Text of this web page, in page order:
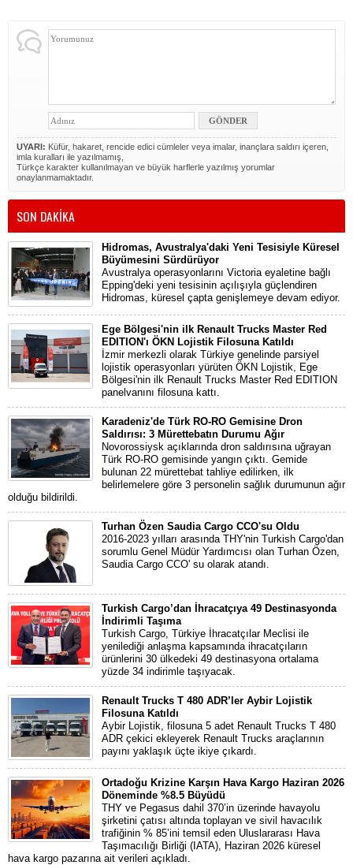
UYARI: Küfür, hakaret, rencide edici cümleler veya imalar, inançlara saldırı içeren,
imla kuralları ile yazılmamış,
Türkçe karakter kullanılmayan ve büyük harflerle yazılmış yorumlar
onaylanmamaktadır.
SON DAKİKA
Hidromas, Avustralya'daki Yeni Tesisiyle Küresel
Büyümesini Sürdürüyor
Avustralya operasyonlarını Victoria eyaletine bağlı
Epping'deki yeni tesisinin açılışıyla güçlendiren
Hidromas, küresel çapta genişlemeye devam ediyor.
Ege Bölgesi'nin ilk Renault Trucks Master Red
EDITION'ı ÖKN Lojistik Filosuna Katıldı
İzmir merkezli olarak Türkiye genelinde parsiyel
lojistik operasyonları yürüten ÖKN Lojistik, Ege
Bölgesi'nin ilk Renault Trucks Master Red EDITION
panelvanını filosuna kattı.
Karadeniz'de Türk RO-RO Gemisine Dron
Saldırısı: 3 Mürettebatın Durumu Ağır
Novorossiysk açıklarında dron saldırısına uğrayan
Türk RO-RO gemisinde yangın çıktı. Gemide
bulunan 22 mürettebat tahliye edilirken, ilk
belirlemelere göre 3 personelin sağlık durumunun ağır
olduğu bildirildi.
Turhan Özen Saudia Cargo CCO'su Oldu
2016-2023 yılları arasında THY'nin Turkish Cargo'dan
sorumlu Genel Müdür Yardımcısı olan Turhan Özen,
Saudia Cargo CCO' su olarak atandı.
Turkish Cargo’dan İhracatçıya 49 Destinasyonda
İndirimli Taşıma
Turkish Cargo, Türkiye İhracatçılar Meclisi ile
yenilediği anlaşma kapsamında ihracatçıların
ürünlerini 30 ülkedeki 49 destinasyona ortalama
yüzde 34 indirimle taşıyacak.
Renault Trucks T 480 ADR’ler Aybir Lojistik
Filosuna Katıldı
Aybir Lojistik, filosuna 5 adet Renault Trucks T 480
ADR çekici ekleyerek Renault Trucks araçlarının
payını yaklaşık üçte ikiye çıkardı.
Ortadoğu Krizine Karşın Hava Kargo Haziran 2026
Döneminde %8.5 Büyüdü
THY ve Pegasus dahil 370’in üzerinde havayolu
şirketini çatısı altında toplayan ve sivil havacılık
trafiğinin % 85’ini temsil eden Uluslararası Hava
Taşımacılığı Birliği (IATA), Haziran 2026 küresel
hava kargo pazarına ait verileri açıkladı.